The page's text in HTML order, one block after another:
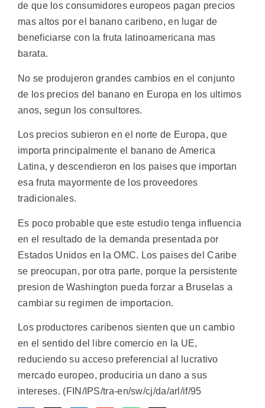
de que los consumidores europeos pagan precios
mas altos por el banano caribeno, en lugar de
beneficiarse con la fruta latinoamericana mas
barata.
No se produjeron grandes cambios en el conjunto
de los precios del banano en Europa en los ultimos
anos, segun los consultores.
Los precios subieron en el norte de Europa, que
importa principalmente el banano de America
Latina, y descendieron en los paises que importan
esa fruta mayormente de los proveedores
tradicionales.
Es poco probable que este estudio tenga influencia
en el resultado de la demanda presentada por
Estados Unidos en la OMC. Los paises del Caribe
se preocupan, por otra parte, porque la persistente
presion de Washington pueda forzar a Bruselas a
cambiar su regimen de importacion.
Los productores caribenos sienten que un cambio
en el sentido del libre comercio en la UE,
reduciendo su acceso preferencial al lucrativo
mercado europeo, produciria un dano a sus
intereses. (FIN/IPS/tra-en/sw/cj/da/arl/if/95